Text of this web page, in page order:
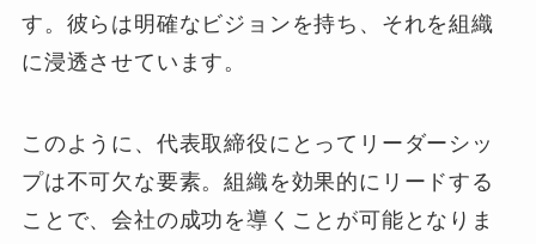
す。彼らは明確なビジョンを持ち、それを組織
に浸透させています。
このように、代表取締役にとってリーダーシッ
プは不可欠な要素。組織を効果的にリードする
ことで、会社の成功を導くことが可能となりま